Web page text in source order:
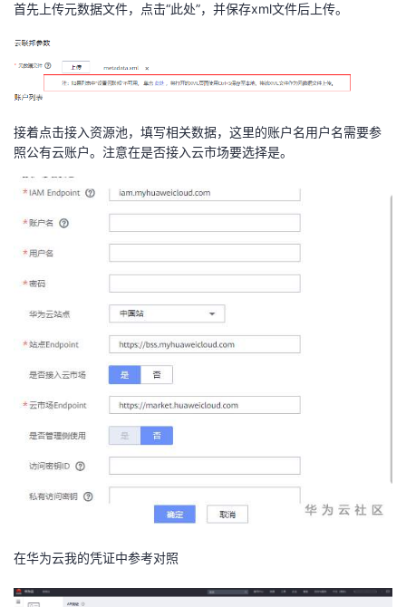
首先上传元数据文件，点击“此处”，并保存xml文件后上传。
接着点击接入资源池，填写相关数据，这里的账户名用户名需要参
照公有云账户。注意在是否接入云市场要选择是。
在华为云我的凭证中参考对照